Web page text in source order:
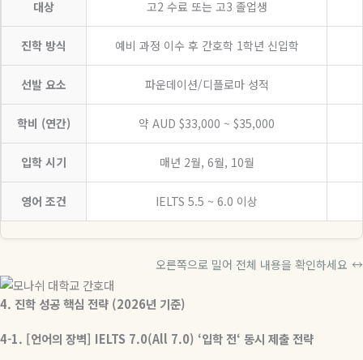
대상 고2 수료 또는 고3 졸업생
진학 방식 예비 과정 이수 후 간호학 1학년 신입학
선발 요소 파운데이션/디플로마 성적
학비 (연간) 약 AUD $33,000 ~ $35,000
입학 시기 매년 2월, 6월, 10월
영어 조건 IELTS 5.5 ~ 6.0 이상
오른쪽으로 밀어 전체 내용을 확인하세요 ↔
4. 진학 성공핵심 전략 (2026년 기준)
4-1. [언어의 장벽] IELTS 7.0(All 7.0) ‘입학전‘ 동시 제출전략